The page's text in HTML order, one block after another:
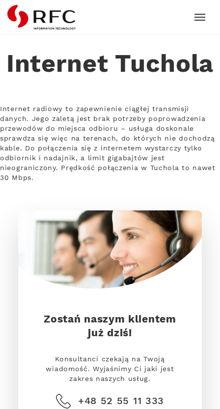
RFC
Internet Tuchola
Internet radiowy to zapewnienie ciągłej transmisji
danych. Jego zaletą jest brak potrzeby poprowadzenia
przewodów do miejsca odbioru – usługa doskonale
sprawdza się więc na terenach, do których nie dochodzą
kable. Do połączenia się z internetem wystarczy tylko
odbiornik i nadajnik, a limit gigabajtów jest
nieograniczony. Prędkość połączenia w Tuchola to nawet
30 Mbps.
Zostań naszym klientem
już dziś!
Konsultanci czekają na Twoją
wiadomość. Wyjaśnimy Ci jaki jest
zakres naszych usług.
+48 52 55 11 333